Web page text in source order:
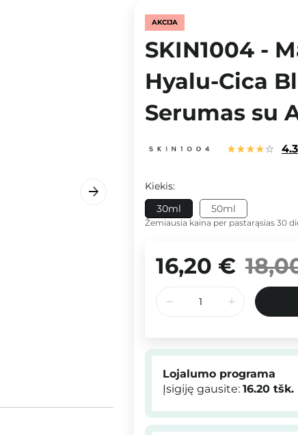
AKCIJA
SKIN1004 -
Hyalu-Cica
Serumas su
Kiekis:
30ml
50ml
Žemiausia kaina per pastarąsias 30
16,20 €
Lojalumo programa
Įsigiję gausite: 16.20 tšk.